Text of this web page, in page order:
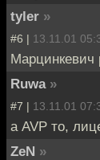
tyler »
#6 | 13.11.01
Марцинкевич
Ruwa »
#7 | 13.11.01
а AVP то,
ZeN »